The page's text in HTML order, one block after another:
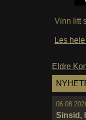
Vinn litt
Les
Eldre
Sinsid,